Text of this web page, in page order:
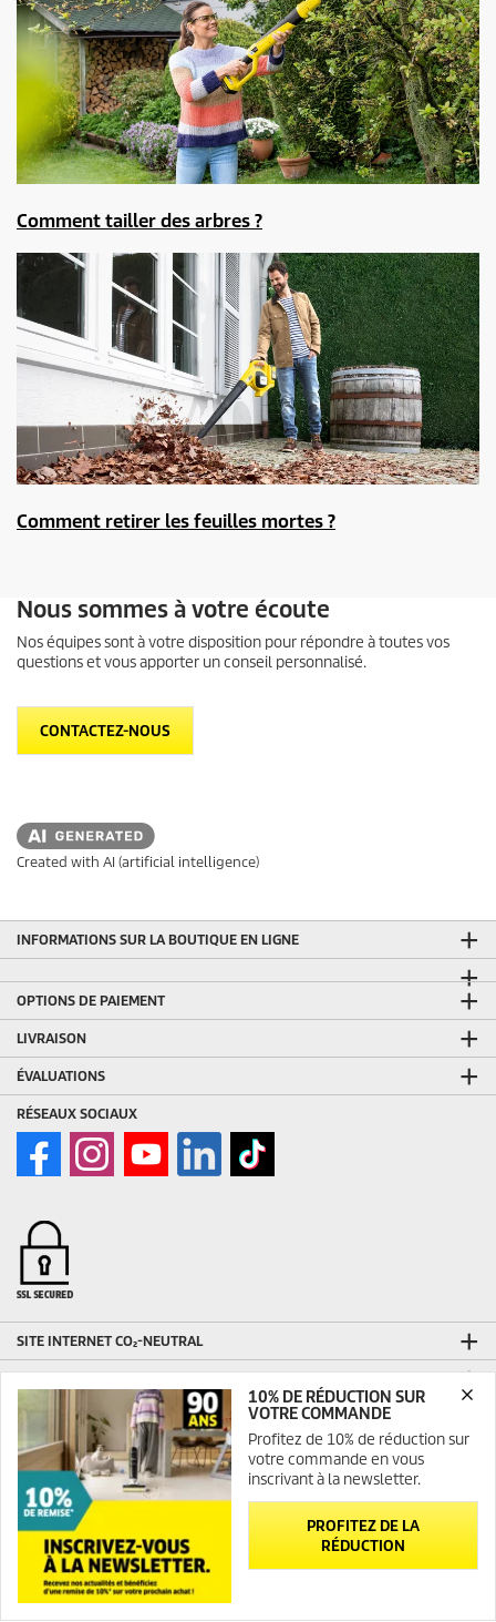
10% DE RÉDUCTION SUR
VOTRE COMMANDE
Profitez de 10% de réduction sur
votre commande en vous
inscrivant à la newsletter.
PROFITEZ DE LA
RÉDUCTION
Comment tailler des arbres ?
Comment retirer les feuilles mortes ?
Nous sommes à votre écoute
Nos équipes sont à votre disposition pour répondre à toutes vos
questions et vous apporter un conseil personnalisé.
CONTACTEZ-NOUS
Newsletter
Created with AI (artificial intelligence)
INFORMATIONS SUR LA BOUTIQUE EN LIGNE
OPTIONS DE PAIEMENT
LIVRAISON
ÉVALUATIONS
RÉSEAUX SOCIAUX
SITE INTERNET CO₂-NEUTRAL
INFORMATIONS GÉNÉRALES
Abonnement Newsletter
FAQ
Plan du site
INFORMATIONS LÉGALES
Mentions légales
Médiateur